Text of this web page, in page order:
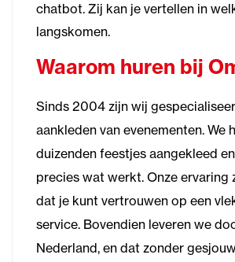
chatbot. Zij kan je vertellen in
langskomen.
Waarom huren bij
Sinds 2004 zijn wij
aankleden van evenementen. We
duizenden feestjes aangekleed
precies wat werkt. Onze ervaring
dat je kunt vertrouwen op een
service. Bovendien leveren we
Nederland, en dat zonder